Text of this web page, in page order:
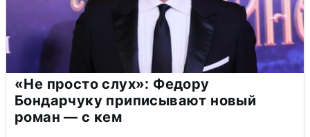
«Не просто слух»: Федору
Бондарчуку приписывают новый
роман — с кем